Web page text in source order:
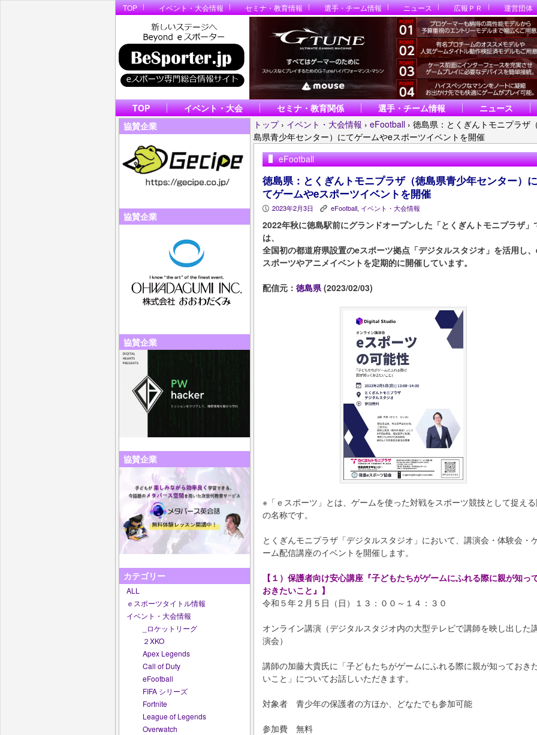
TOP イベント・大会情報 セミナ・教育情報 選手・チーム情報 ニュース 広報ＰＲ 運営団体
TOP イベント・大会 セミナ・教育関係 選手・チーム情報
ニュース
協賛企業
協賛企業
協賛企業
協賛企業
カテゴリー
ALL
ｅスポーツタイトル情報
イベント・大会情報
_ロケットリーグ
２XKO
Apex Legends
Call of Duty
eFootball
FIFA シリーズ
Fortnite
League of Legends
Overwatch
トップ › イベント・大会情報 › eFootball › 徳島県：とくぎんトモニプラザ
島県青少年センター）にてゲームやeスポーツイベントを開催
eFootball
徳島県：とくぎんトモニプラザ（徳島県青少年センター）に
てゲームやeスポーツイベントを開催
P 2023年2月3日 K eFootball, イベント・大会情報
2022年秋に徳島駅前にグランドオープンした「とくぎんトモニプラザ」
は、
全国初の都道府県設置のeスポーツ拠点「デジタルスタジオ」を活用し
スポーツやアニメイベントを定期的に開催しています。
配信元： 徳島県 (2023/02/03)
※「ｅスポーツ」とは、ゲームを使った対戦をスポーツ競技として捉え
の名称です。
とくぎんモニプラザ「デジタルスタジオ」において、講演会・体験会・
ーム配信講座のイベントを開催します。
【１）保護者向け安心講座『子どもたちがゲームにふれる際に親が知っ
おきたいこと』】
令和５年２月５日（日）１３：００～１４：３０
オンライン講演（デジタルスタジオ内の大型テレビで講師を映し出した
演会）
講師の加藤大貴氏に「子どもたちがゲームにふれる際に親が知っておき
いこと」についてお話しいただきます。
対象者 青少年の保護者の方ほか、どなたでも参加可能
参加費 無料